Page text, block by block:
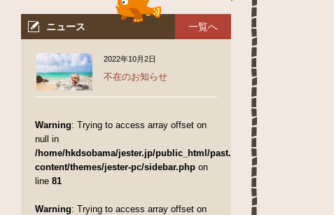
ニュース 一覧へ
2022年10月2日
不在のお知らせ
Warning: Trying to access array offset on
null in
/home/hkdsobama/jester.jp/public_html/past.jester.jp/wp-
content/themes/jester-pc/sidebar.php on
line 81
Warning: Trying to access array offset on